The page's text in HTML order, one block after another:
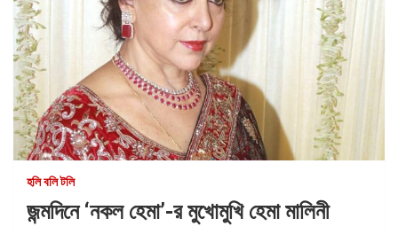
হলি বলি টলি
জন্মদিনে ‘নকল হেমা’-র মুখোমুখি হেমা মালিনী